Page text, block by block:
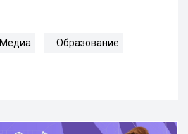
Медиа Образование